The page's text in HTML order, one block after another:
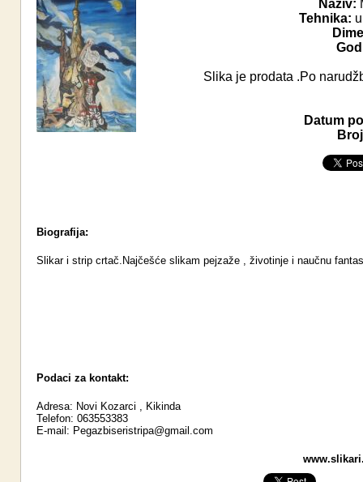
Naziv:
Tehnika:
Slika je prodata .Po
Datum
Biografija:
Slikar i strip crtač.Najčešće slikam pejzaže , životinje i naučnu
Podaci za kontakt:
Adresa: Novi Kozarci , Kikinda
Telefon: 063553383
E-mail: Pegazbiseristripa@gmail.com